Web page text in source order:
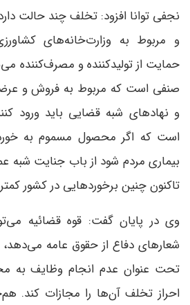
نجفی توانا افزود: تخلف چند حالت
و مربوط به وزارت‌خانه‌های
حمایت از تولیدکننده و
صنفی است که مربوط به فروش و
و نهادهای شبه قضایی باید ورود
است که اگر محصول مسموم به
بیماری مردم شود از باب جنایت شبه
تاکنون چنین برخوردهایی در کشور
وی در پایان گفت: قوه قضائیه
شعارهای دفاع از حقوق عامه می‌دهد،
تحت عنوان عدم انجام وظایف به
احراز تخلف آن‌ها را مجازات کند.